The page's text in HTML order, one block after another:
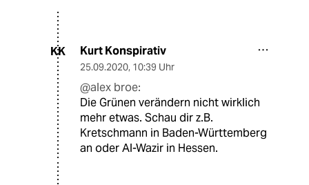
KK Kurt Konspirativ
25.09.2020, 10:39 Uhr
@alex broe:
Die Grünen verändern nicht wirklich
mehr etwas. Schau dir z.B.
Kretschmann in Baden-Württemberg
an oder Al-Wazir in Hessen.